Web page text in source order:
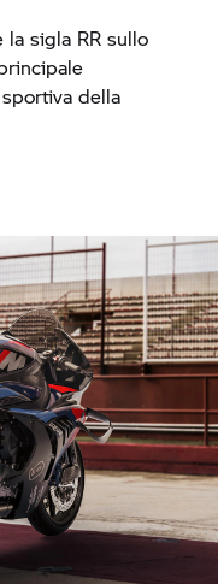
la sigla RR sullo
sportiva della